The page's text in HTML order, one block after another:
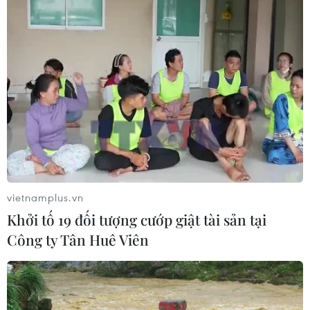
08/08/2026 08:45
Vùng 3 Hải quân cứu thành công 1
nạn nhân bị sóng cuốn tại Mũi Nghê
08/08/2026 08:43
Điều bình dị "xây" thành phố Cảng
thịnh vượng, bền vững
Đà Nẵng: Khẩn trương tìm kiếm 3
người bị sóng cuốn mất tích tại bán
đảo Sơn Trà
08/08/2026 07:13
vietnamplus.vn
Khởi tố 19 đối tượng cướp giật tài sản tại
Công ty Tân Huê Viên